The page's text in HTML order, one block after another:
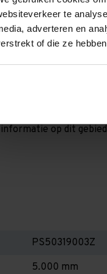
te
adverteren en
of die ze
Goed
toevoegt, kan het
het beste om dit te
kleiner
weten in uw
doen we gratis en
waar de
op dit
PS50319003Z
5.000 mm